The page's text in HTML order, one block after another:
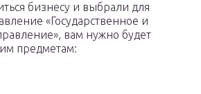
бизнесу и выбрали для
«Государственное и
вам нужно будет
предметам: